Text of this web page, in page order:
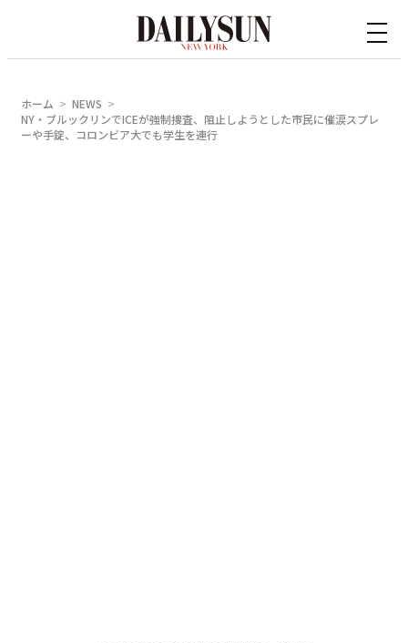
ホーム
NEWS
NY・ブルックリンでICEが強制捜査、阻止しようとした市民に催涙スプレ
ーや手錠、コロンビア大でも学生を連行